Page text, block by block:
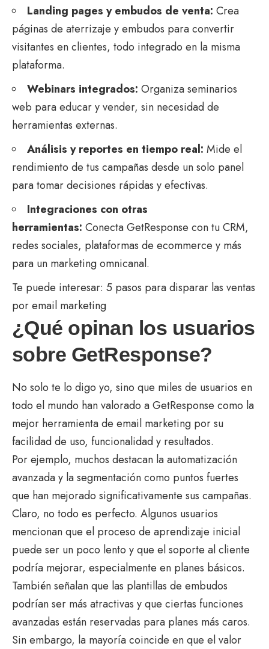
Landing pages y embudos de venta: Crea
páginas de aterrizaje y embudos para convertir
visitantes en clientes, todo integrado en la misma
plataforma.
Webinars integrados: Organiza seminarios
web para educar y vender, sin necesidad de
herramientas externas.
Análisis y reportes en tiempo real: Mide el
rendimiento de tus campañas desde un solo panel
para tomar decisiones rápidas y efectivas.
Integraciones con otras
herramientas: Conecta GetResponse con tu CRM,
redes sociales, plataformas de ecommerce y más
para un marketing omnicanal.
Te puede interesar: 5 pasos para disparar las ventas
por email marketing
¿Qué opinan los usuarios
sobre GetResponse?
No solo te lo digo yo, sino que miles de usuarios en
todo el mundo han valorado a GetResponse como la
mejor herramienta de email marketing por su
facilidad de uso, funcionalidad y resultados.
Por ejemplo, muchos destacan la automatización
avanzada y la segmentación como puntos fuertes
que han mejorado significativamente sus campañas.
Claro, no todo es perfecto. Algunos usuarios
mencionan que el proceso de aprendizaje inicial
puede ser un poco lento y que el soporte al cliente
podría mejorar, especialmente en planes básicos.
También señalan que las plantillas de embudos
podrían ser más atractivas y que ciertas funciones
avanzadas están reservadas para planes más caros.
Sin embargo, la mayoría coincide en que el valor